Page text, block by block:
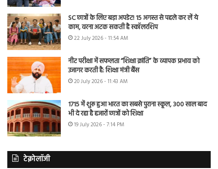
SC छात्रों के लिए बड़ा अपडेट! 15 अगस्त से पहले कर लें ये
काम, वरना अटक सकती है स्कॉलरशिप
22 July 2026 - 11:54 AM
नीट परीक्षा में सफलता “शिक्षा क्रांति” के व्यापक प्रभाव को
उजागर करती है: शिक्षा मंत्री बैंस
20 July 2026 - 11:43 AM
1715 में शुरू हुआ भारत का सबसे पुराना स्कूल, 300 साल बाद
भी दे रहा है हजारों छात्रों को शिक्षा
19 July 2026 - 7:14 PM
टेक्नोलॉजी